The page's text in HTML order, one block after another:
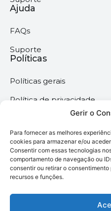
Gerir o
Para fornecer as melhores
cookies para armazenar e/ou
Consentir com essas tecnologias
comportamento de navegação ou
consentir ou retirar o
recursos e funções.
Ajuda
FAQs
Suporte
Políticas
Políticas gerais
Política de privacidade
Termos & Condições
Política de cookies
Megaimprime © 2025 |
Todos os Direitos